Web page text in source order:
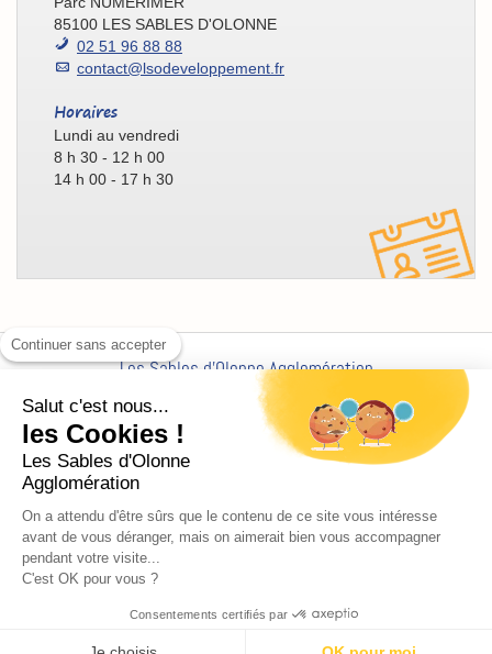
85100 LES SABLES D'OLONNE
02 51 96 88 88
contact@lsodeveloppement.fr
Horaires
Lundi au vendredi
8 h 30 - 12 h 00
14 h 00 - 17 h 30
Les Sables d'Olonne Agglomération
CS 21842, 21 Place du Poilu de France,
85100 Les Sables-d'Olonne
Contacter l'Agglo par e-mail
Tél: 02 51 23 16 00
Une
agglomération
unique
Copyright © 2013 Les Sables d'Olonne Agglomération
Continuer sans accepter
Salut c'est nous...
les Cookies !
Les Sables d'Olonne
Agglomération
On a attendu d'être sûrs que le contenu de ce site vous intéresse
avant de vous déranger, mais on aimerait bien vous accompagner
pendant votre visite...
C'est OK pour vous ?
Consentements certifiés par